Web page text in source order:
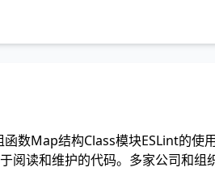
数Map结构Class模块ESLint的
阅读和维护的代码。多家公司和